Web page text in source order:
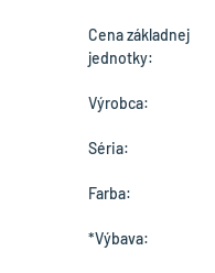
Cena základnej
jednotky:
Výrobca:
Séria:
Farba:
*Výbava: